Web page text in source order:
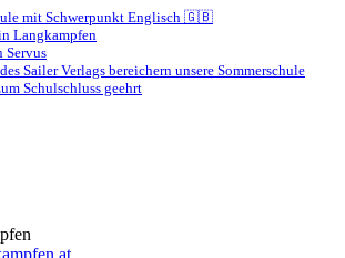
mit Schwerpunkt Englisch 🇬🇧
Langkampfen
Servus
Sailer Verlags bereichern unsere Sommerschule
Schulschluss geehrt